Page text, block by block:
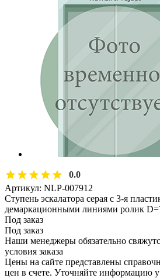
0.0
Артикул: NLP-007912
Ступень эскалатора серая с 3-я
демаркационными линиями ролик
Под заказ
Под заказ
Наши менеджеры обязательно
условия заказа
Цены на сайте представлены
цен в счете. Уточняйте информацию